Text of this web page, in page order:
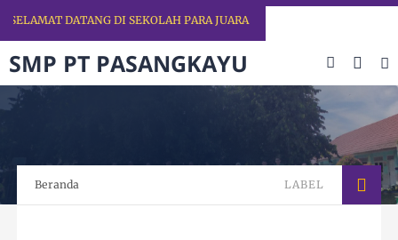
DATANG DI SEKOLAH PARA JUARA
SMP PT PASANGKAYU
Beranda LABEL